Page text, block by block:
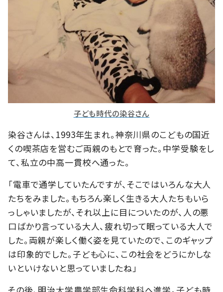
子ども時代の染谷さん
染谷さんは、1993年生まれ。神奈川県のこどもの国近
くの喫茶店を営むご両親のもとで育った。中学受験をし
て、私立の中高一貫校へ通った。
「電車で通学していたんですが、そこではいろんな大人
たちをみました。もちろん楽しく生きる大人たちもいら
っしゃいましたが、それ以上に目についたのが、人の悪
口ばかり言っている大人、疲れ切って眠っている大人で
した。両親が楽しく働く姿を見ていたので、このギャップ
は印象的でした。子ども心に、この社会をどうにかしな
いといけないと思っていましたね」